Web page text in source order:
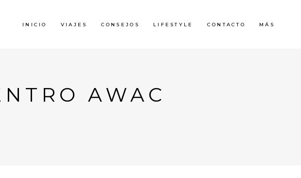
INICIO VIAJES CONSEJOS LIFESTYLE CONTACTO MÁS
AWAC